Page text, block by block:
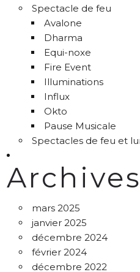
Spectacle de feu
Avalone
Dharma
Equi-noxe
Fire Event
Illuminations
Influx
Okto
Pause Musicale
Spectacles de feu et
Archives
mars 2025
janvier 2025
décembre 2024
février 2024
décembre 2022